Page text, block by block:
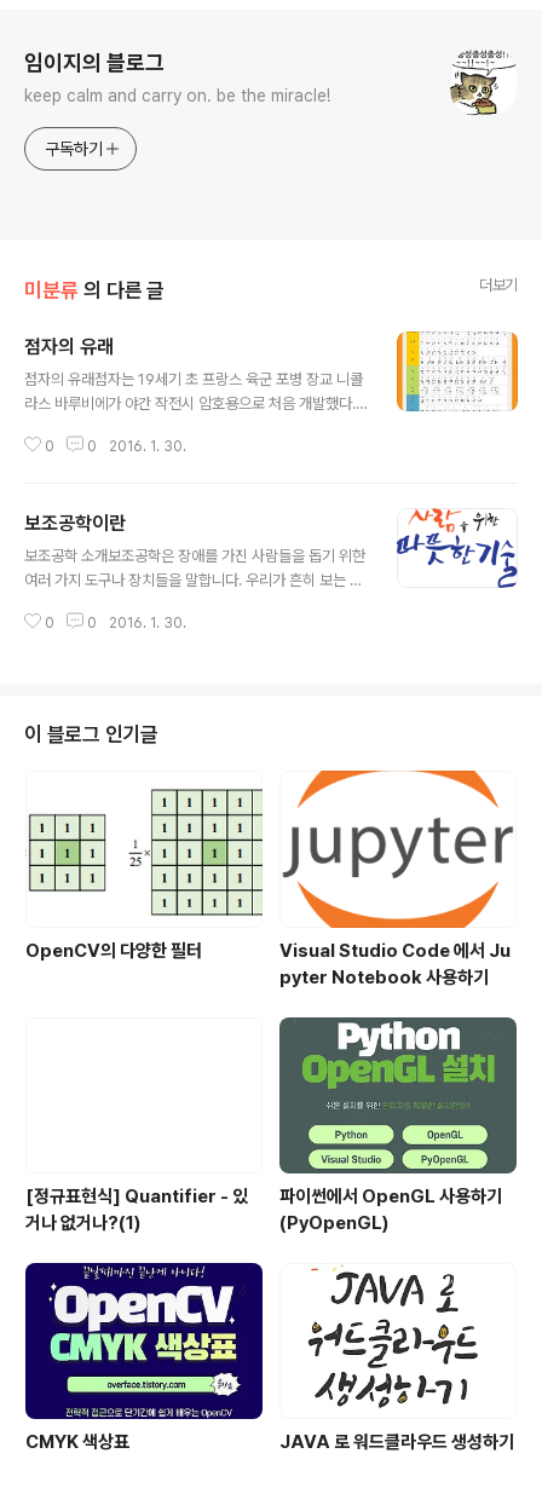
임이지의 블로그
keep calm and carry on. be the miracle!
구독하기
미분류 의 다른 글 더보기
점자의 유래
점자의 유래점자는 19세기 초 프랑스 육군 포병 장교 니콜
라스 바루비에가 야간 작전시 암호용으로 처음 개발했다.
후 1821년 프랑스의 파리맹학교에 전달되었고 당시 학생
자가 완성되었다.이 6점 점자가 영국과 미국, 일본을 거쳐
우리 나라에도 전해졌고 이를 바탕으로 1923년 당시 특수
교육기관인 제생원 맹아부 교사였던 박두성 선생이 시각장
연구, 1926년 완성, 마침내 그해 11월 4일 ‘훈맹정음’으로
0 0 2016. 1. 30.
보조공학이란
보조공학 소개보조공학은 장애를 가진 사람들을 돕기 위한
여러 가지 도구나 장치들을 말합니다. 우리가 흔히 보는 것
있는 사람들이 휠체어를 이용해 이동할 수 있고 안내 지팡
람들을 위해 소리내어 읽어 주는 기능, 크게 확대하여 보여
주기 외에도 글자를 쓰는데 어려움이 있는 사람들이 쉽게
문장을 쓸 수 있게 하는 등 여러 가지 도움을 줄 수 있습니
다.Assistive Techonology영어 표현을 잘 살펴보는 것
도 보조 공학을 이해하는데 도움을 줍니다. 보조공학을 일
컫는 영어 표현은 Assi..
0 0 2016. 1. 30.
이 블로그 인기글
OpenCV의 다양한 필터
Visual Studio Code 에서 Ju
pyter Notebook 사용하기
[정규표현식] Quantifier - 있
거나 없거나?(1)
파이썬에서 OpenGL 사용하기
(PyOpenGL)
CMYK 색상표 JAVA 로 워드클라우드 생성하기